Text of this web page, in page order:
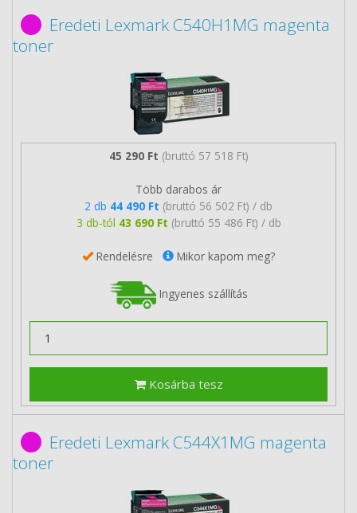
Eredeti Lexmark C540H1MG magenta
toner
45 290 Ft (bruttó 57 518 Ft)
Több darabos ár
2 db 44 490 Ft (bruttó 56 502 Ft) / db
3 db-tól 43 690 Ft (bruttó 55 486 Ft) / db
Rendelésre Mikor kapom meg?
Ingyenes szállítás
Kosárba tesz
Eredeti Lexmark C544X1MG magenta
toner